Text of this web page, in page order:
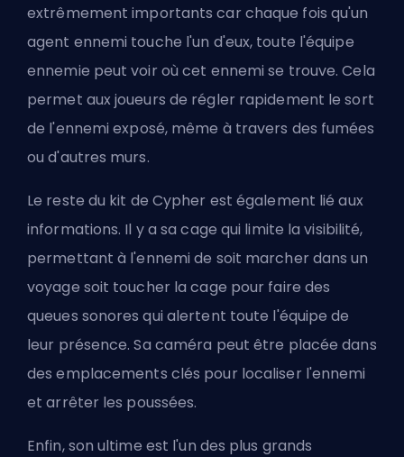
extrêmement importants car chaque fois qu'un
agent ennemi touche l'un d'eux, toute l'équipe
ennemie peut voir où cet ennemi se trouve. Cela
permet aux joueurs de régler rapidement le sort
de l'ennemi exposé, même à travers des fumées
ou d'autres murs.
Le reste du kit de Cypher est également lié aux
informations. Il y a sa cage qui limite la visibilité,
permettant à l'ennemi de soit marcher dans un
voyage soit toucher la cage pour faire des
queues sonores qui alertent toute l'équipe de
leur présence. Sa caméra peut être placée dans
des emplacements clés pour localiser l'ennemi
et arrêter les poussées.
Enfin, son ultime est l'un des plus grands